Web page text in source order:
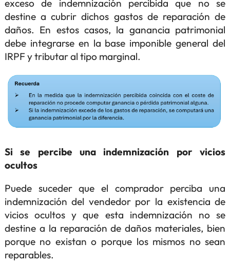
exceso de indemnización percibida que no se
destine a cubrir dichos gastos de reparación de
daños. En estos casos, la ganancia patrimonial
debe integrarse en la base imponible general del
IRPF y tributar al tipo marginal.
Si se percibe una indemnización por vicios
ocultos
Puede suceder que el comprador perciba una
indemnización del vendedor por la existencia de
vicios ocultos y que esta indemnización no se
destine a la reparación de daños materiales, bien
porque no existan o porque los mismos no sean
reparables.